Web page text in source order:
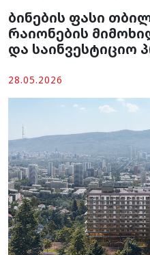
ბინების ფასი
რაიონების
და საინვესტიციო
28.05.2026